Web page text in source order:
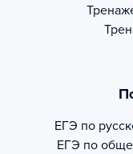
ЕГЭ по
ЕГЭ по